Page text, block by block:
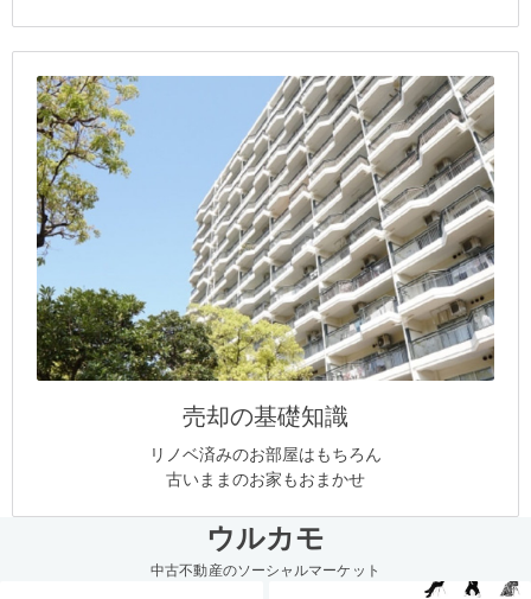
売却の基礎知識
リノベ済みのお部屋はもちろん
古いままのお家もおまかせ
ウルカモ
中古不動産のソーシャルマーケット